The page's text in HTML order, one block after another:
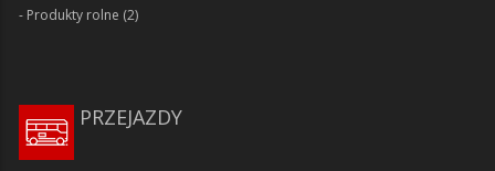
Produkty rolne (2)
PRZEJAZDY